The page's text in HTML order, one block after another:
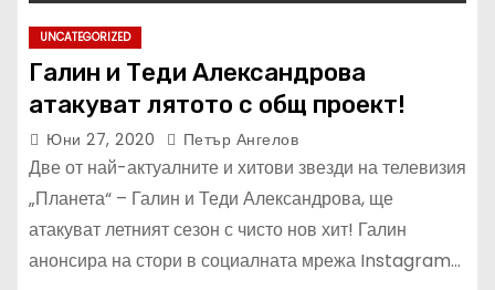
UNCATEGORIZED
Галин и Теди Александрова
атакуват лятото с общ проект!
Юни 27, 2020 Петър Ангелов
Две от най-актуалните и хитови звезди на телевизия
„Планета“ – Галин и Теди Александрова, ще
атакуват летният сезон с чисто нов хит! Галин
анонсира на стори в социалната мрежа Instagram…